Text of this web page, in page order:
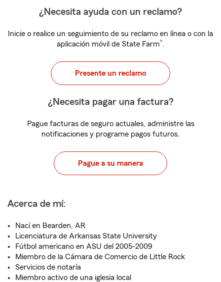
¿Necesita ayuda con un reclamo?
Inicie o realice un seguimiento de su reclamo en línea o con la
aplicación móvil de State Farm®.
Presente un reclamo
¿Necesita pagar una factura?
Pague facturas de seguro actuales, administre las
notificaciones y programe pagos futuros.
Pague a su manera
Acerca de mí:
Nací en Bearden, AR
Licenciatura de Arkansas State University
Fútbol americano en ASU del 2005-2009
Miembro de la Cámara de Comercio de Little Rock
Servicios de notaría
Miembro activo de una iglesia local